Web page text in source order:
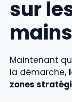
sur
Maintenant
la démarche,
zones